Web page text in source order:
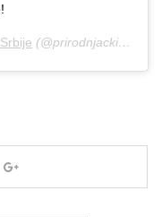
(@prirodnjackicentarsrbije) on